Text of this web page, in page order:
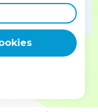
;
chant de louange,